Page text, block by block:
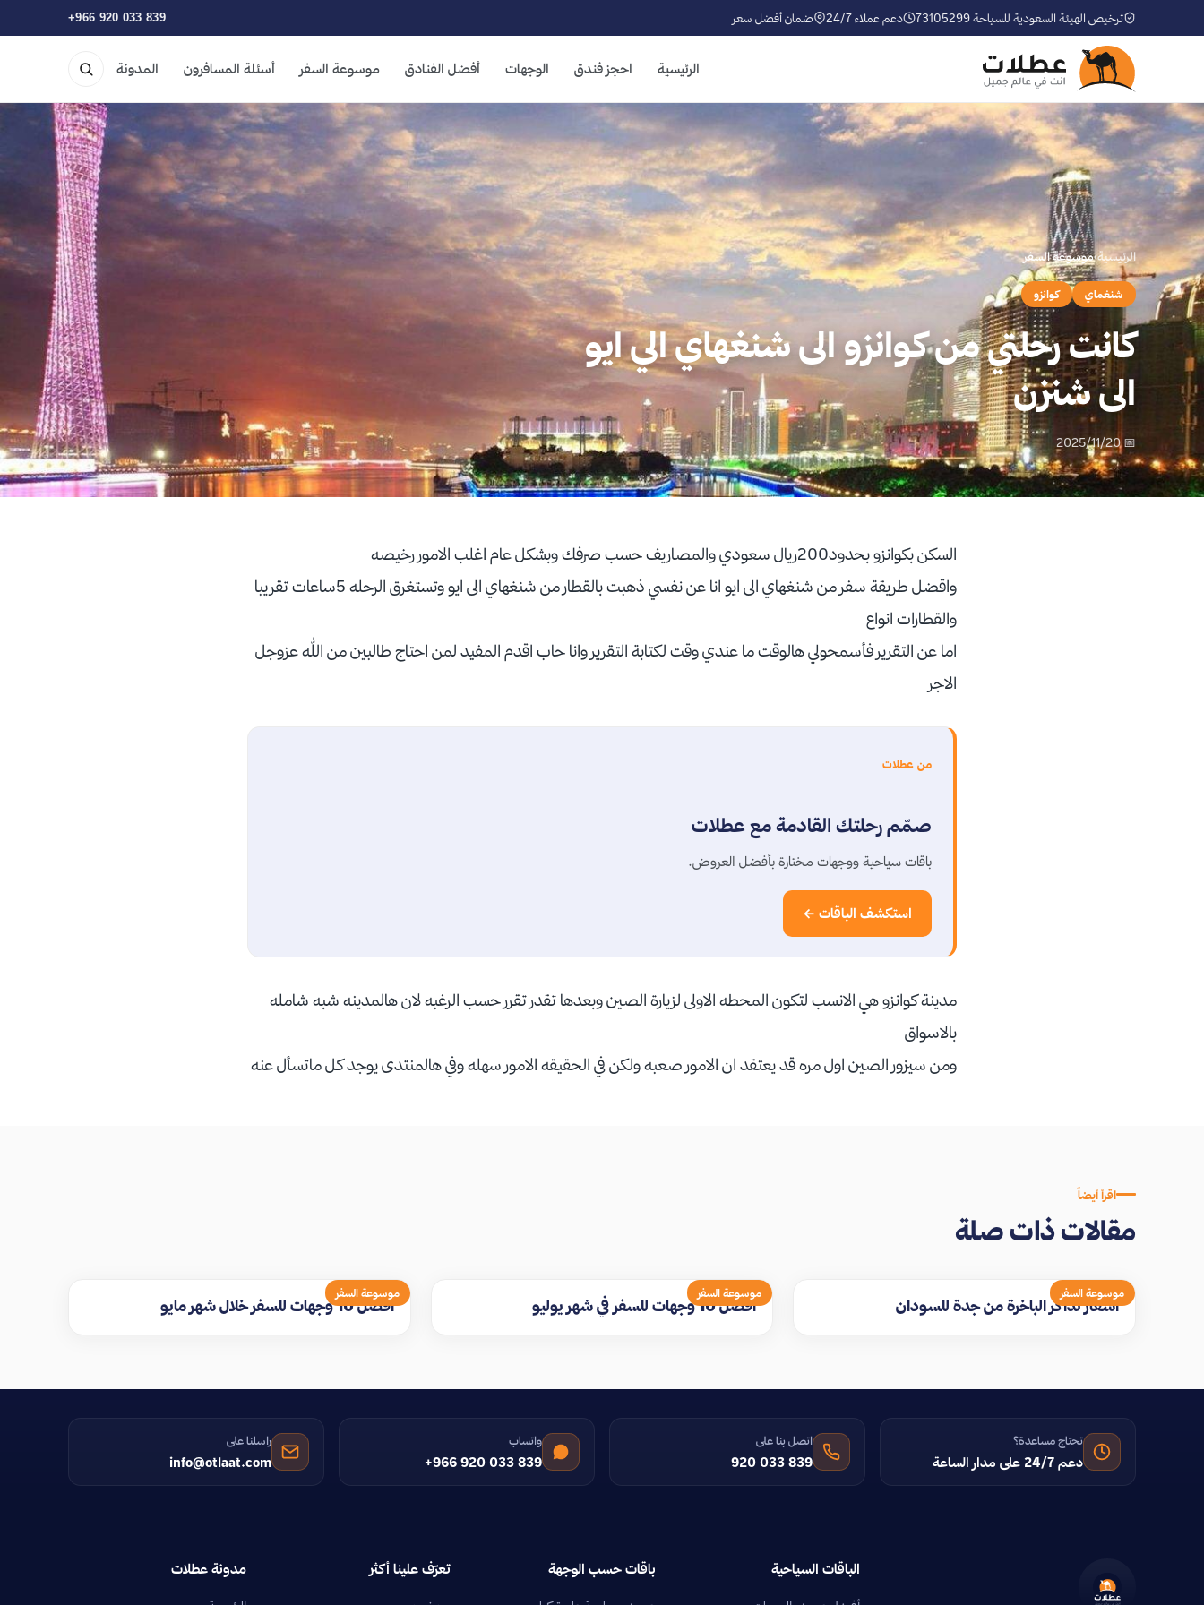
ترخيص الهيئة السعودية للسياحة 73105299 دعم عملاء 24/7 ضمان أفضل سعر +966 920 033 839
الرئيسية احجز فندق الوجهات أفضل الفنادق موسوعة السفر أسئلة المسافرون المدونة
الرئيسية›موسوعة السفر
شنغماي كوانزو
كانت رحلتي من كوانزو الى شنغهاي الي ايو
الى شنزن
📅 2025/11/20
السكن بكوانزو بحدود200ريال سعودي والمصاريف حسب صرفك وبشكل عام اغلب الامور رخيصه
واقضل طريقة سفر من شنغهاي الى ايو انا عن نفسي ذهبت بالقطار من شنغهاي الى ايو وتستغرق الرحله 5ساعات تقريبا
والقطارات انواع
اما عن التقرير فأسمحولي هالوقت ما عندي وقت لكتابة التقرير وانا حاب اقدم المفيد لمن احتاج طالبين من الله عزوجل
الاجر
من عطلات
صمّم رحلتك القادمة مع عطلات
باقات سياحية ووجهات مختارة بأفضل العروض.
استكشف الباقات ←
مدينة كوانزو هي الانسب لتكون المحطه الاولى لزيارة الصين وبعدها تقدر تقرر حسب الرغبه لان هالمدينه شبه شامله
بالاسواق
ومن سيزور الصين اول مره قد يعتقد ان الامور صعبه ولكن في الحقيقه الامور سهله وفي هالمنتدى يوجد كل ماتسأل عنه
اقرأ أيضاً
مقالات ذات صلة
موسوعة السفر
اسعار تذاكر الباخرة من جدة للسودان
موسوعة السفر
افضل 10 وجهات للسفر في شهر يوليو
موسوعة السفر
افضل 10 وجهات للسفر خلال شهر مايو
تحتاج مساعدة؟
دعم 24/7 على مدار الساعة
اتصل بنا على
920 033 839
واتساب
+966 920 033 839
راسلنا على
info@otlaat.com
الباقات السياحية باقات حسب الوجهة تعرّف علينا أكثر مدونة عطلات